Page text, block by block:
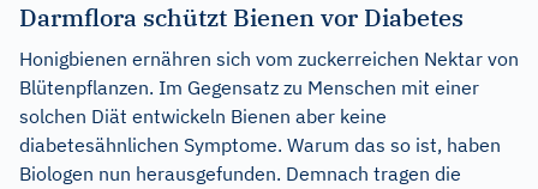
Darmflora schützt Bienen vor Diabetes
Honigbienen ernähren sich vom zuckerreichen Nektar von
Blütenpflanzen. Im Gegensatz zu Menschen mit einer
solchen Diät entwickeln Bienen aber keine
diabetesähnlichen Symptome. Warum das so ist, haben
Biologen nun herausgefunden. Demnach tragen die